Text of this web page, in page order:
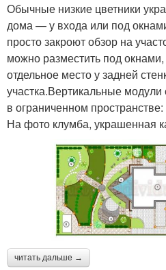
Обычные низкие цветники
дома — у входа или под
просто закроют обзор на
можно разместить под
отдельное место у задней
участка.Вертикальные
в ограниченном
На фото клумба, украшенная
читать дальше →